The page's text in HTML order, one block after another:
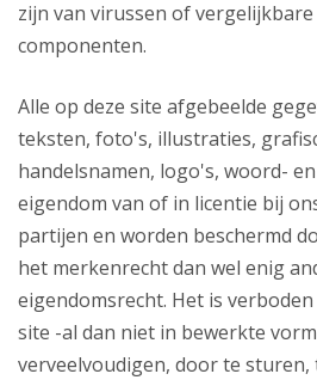
zijn van virussen of vergelijkbare
componenten.
Alle op deze site afgebeelde
teksten, foto's, illustraties,
handelsnamen, logo's, woord-
eigendom van of in licentie bij
partijen en worden beschermd
het merkenrecht dan wel enig
eigendomsrecht. Het is
site -al dan niet in bewerkte
verveelvoudigen, door te sturen,